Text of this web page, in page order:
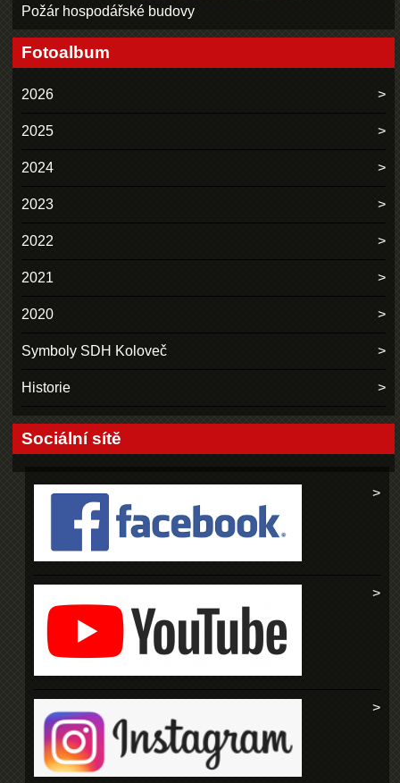
Požár hospodářské budovy
Fotoalbum
2026
2025
2024
2023
2022
2021
2020
Symboly SDH Koloveč
Historie
Sociální sítě